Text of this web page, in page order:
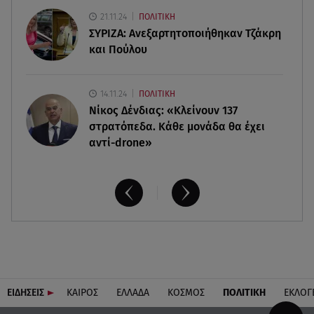
ανθρωποκτονία από αμέλεια
21.11.24 ΠΟΛΙΤΙΚΗ
ΣΥΡΙΖΑ: Ανεξαρτητοποιήθηκαν Τζάκρη
και Πούλου
14.11.24 ΠΟΛΙΤΙΚΗ
Νίκος Δένδιας: «Κλείνουν 137
στρατόπεδα. Kάθε μονάδα θα έχει
αντί-drone»
ΕΙΔΗΣΕΙΣ ΚΑΙΡΟΣ ΕΛΛΑΔΑ ΚΟΣΜΟΣ ΠΟΛΙΤΙΚΗ